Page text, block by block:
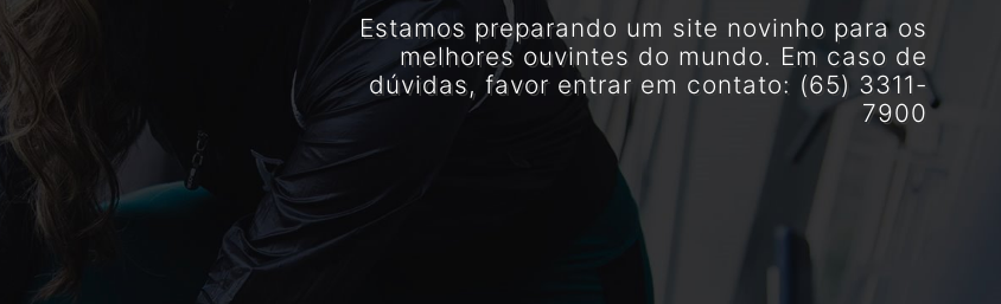
Estamos preparando um site novinho para os
melhores ouvintes do mundo. Em caso de
dúvidas, favor entrar em contato: (65) 3311-
7900